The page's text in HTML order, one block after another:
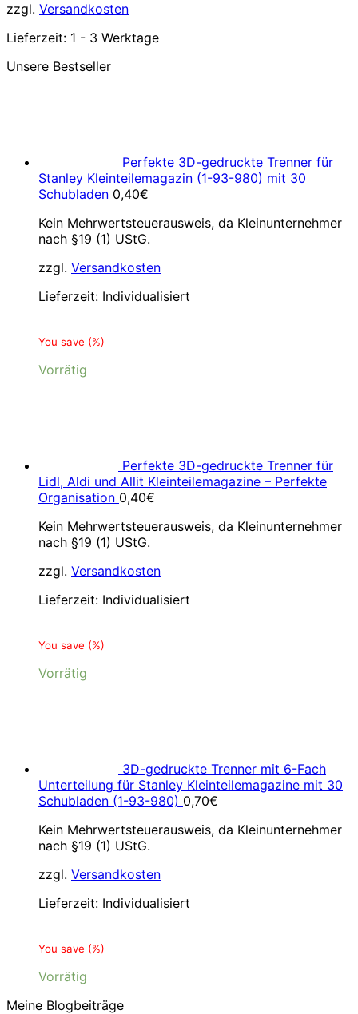
zzgl. Versandkosten
Lieferzeit: 1 - 3 Werktage
Unsere Bestseller
Perfekte 3D-gedruckte Trenner für
Stanley Kleinteilemagazin (1-93-980) mit 30
Schubladen 0,40€
Kein Mehrwertsteuerausweis, da Kleinunternehmer
nach §19 (1) UStG.
zzgl. Versandkosten
Lieferzeit: Individualisiert
You save (%)
Vorrätig
Perfekte 3D-gedruckte Trenner für
Lidl, Aldi und Allit Kleinteilemagazine – Perfekte
Organisation 0,40€
Kein Mehrwertsteuerausweis, da Kleinunternehmer
nach §19 (1) UStG.
zzgl. Versandkosten
Lieferzeit: Individualisiert
You save (%)
Vorrätig
3D-gedruckte Trenner mit 6-Fach
Unterteilung für Stanley Kleinteilemagazine mit 30
Schubladen (1-93-980) 0,70€
Kein Mehrwertsteuerausweis, da Kleinunternehmer
nach §19 (1) UStG.
zzgl. Versandkosten
Lieferzeit: Individualisiert
You save (%)
Vorrätig
Meine Blogbeiträge